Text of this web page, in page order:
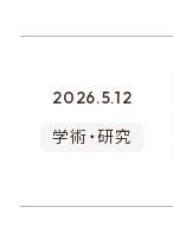
2026.5.12
学術・研究